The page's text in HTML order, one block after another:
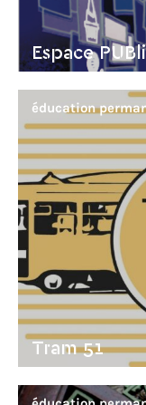
Espace
éducation
Tram 51